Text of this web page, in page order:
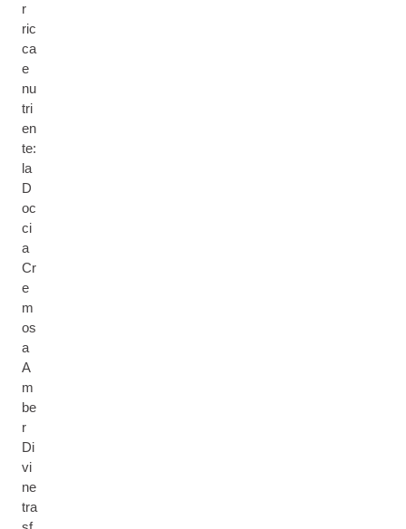
r
ric
ca
e
nu
tri
en
te:
la
D
oc
ci
a
Cr
e
m
os
a
A
m
be
r
Di
vi
ne
tra